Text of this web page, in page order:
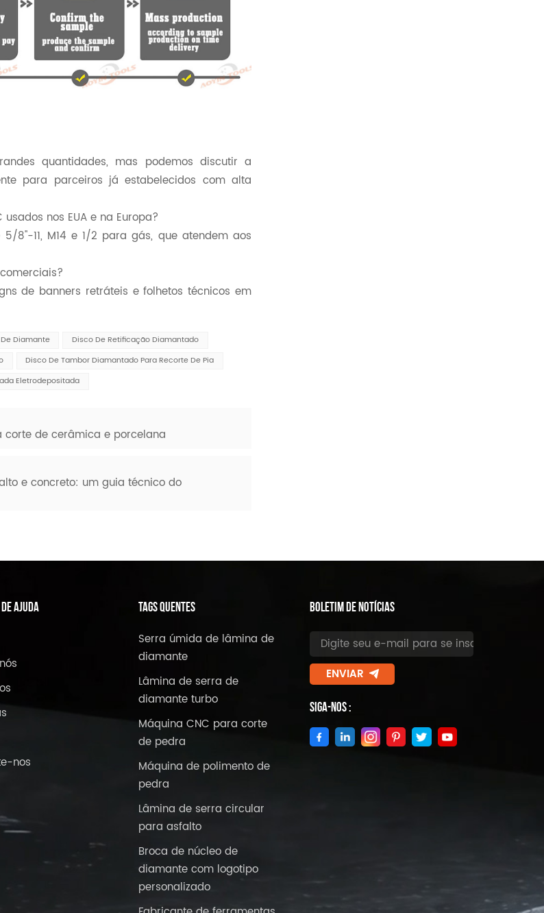
quantidades, mas podemos discutir a
para parceiros já estabelecidos com alta
​​nos EUA e na Europa?
8"-11, M14 e 1/2 para gás, que atendem aos
de banners retráteis e folhetos técnicos em
Diamante
Disco De Retificação Diamantado
Disco De Tambor Diamantado Para Recorte De Pia
Eletrodepositada
de cerâmica e porcelana
e concreto: um guia técnico do
AJUDA
nos
TAGS QUENTES
Serra úmida de lâmina de
diamante
Lâmina de serra de
diamante turbo
Máquina CNC para corte
de pedra
Máquina de polimento de
pedra
Lâmina de serra circular
para asfalto
Broca de núcleo de
diamante com logotipo
personalizado
BOLETIM DE NOTÍCIAS
ENVIAR
Siga-Nos :